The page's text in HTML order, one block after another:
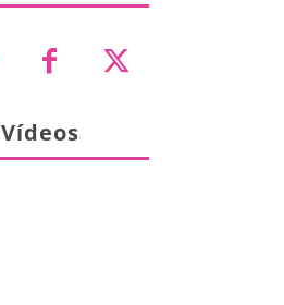
Vídeos